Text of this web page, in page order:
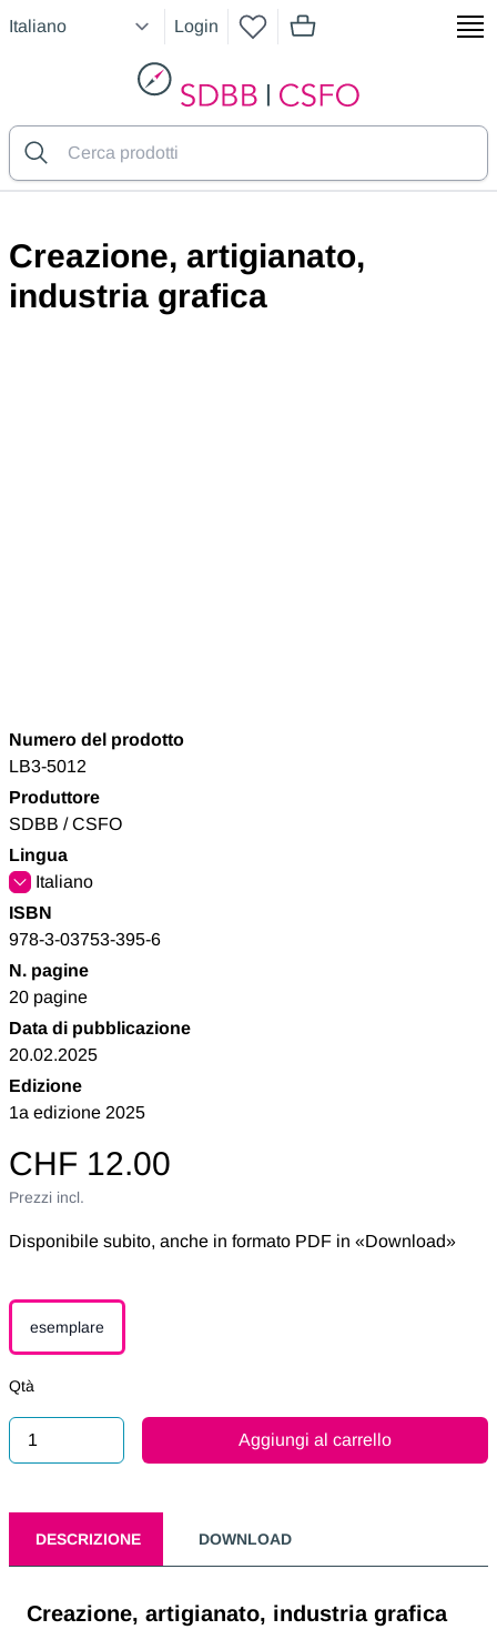
Login
articoli nel carrello,
SDBB
Creazione, artigianato,
industria grafica
Numero del prodotto
LB3-5012
Produttore
SDBB / CSFO
Lingua
Italiano
ISBN
978-3-03753-395-6
N. pagine
20 pagine
Data di pubblicazione
20.02.2025
Edizione
1a edizione 2025
CHF 12.00
Prezzi incl.
Disponibile subito, anche in formato PDF in «Download»
esemplare
Qtà
Aggiungi al carrello
DESCRIZIONE DOWNLOAD
Creazione, artigianato, industria grafica